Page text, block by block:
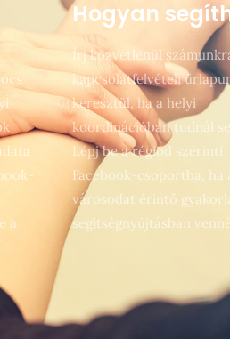
a
Hogyan
Írj közvetlenül
kapcsolatfelvételi
keresztül, ha a helyi
koordinációban tudnál
Lépj be a régiód szerinti
Facebook-csoportba, ha
városodat érintő
segítségnyújtásban